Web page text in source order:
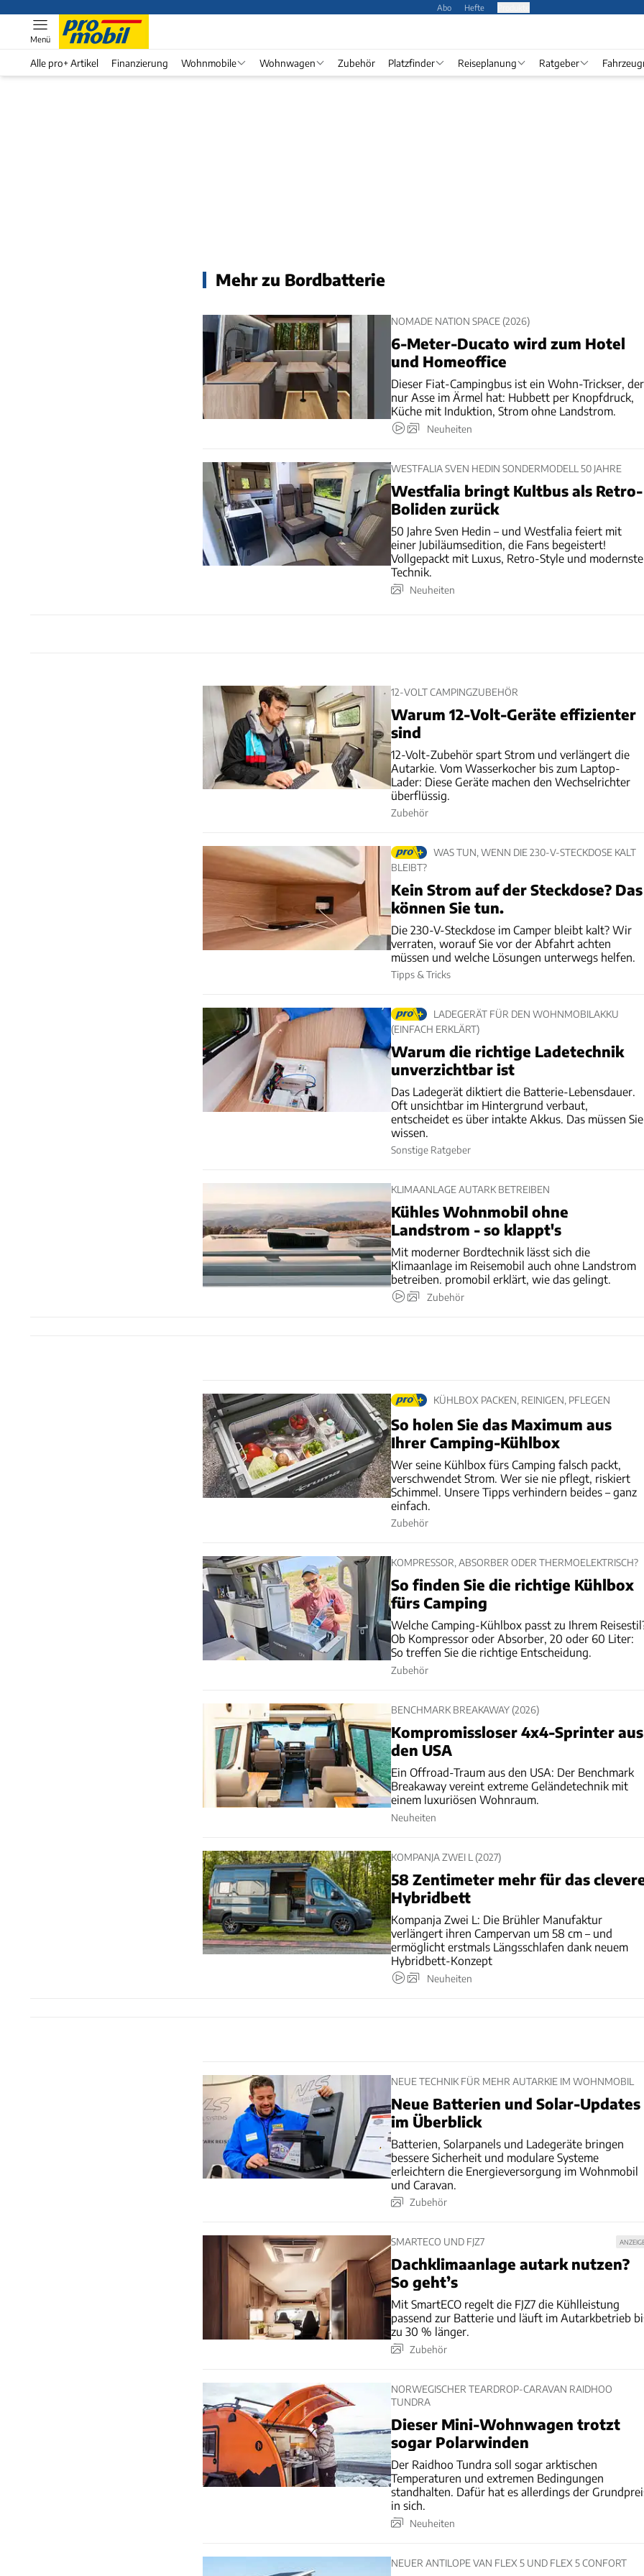
Abo Hefte
Menü
Alle pro+ Artikel Finanzierung Wohnmobile Wohnwagen Zubehör Platzfinder Reiseplanung Ratgeber
Mehr zu Bordbatterie
NOMADE NATION SPACE (2026)
6-Meter-Ducato wird zum Hotel
und Homeoffice
Dieser Fiat-Campingbus ist ein Wohn-Trickser, der
nur Asse im Ärmel hat: Hubbett per Knopfdruck,
Küche mit Induktion, Strom ohne Landstrom.
Neuheiten
WESTFALIA SVEN HEDIN SONDERMODELL 50 JAHRE
Westfalia bringt Kultbus als Retro-
Boliden zurück
50 Jahre Sven Hedin – und Westfalia feiert mit
einer Jubiläumsedition, die Fans begeistert!
Vollgepackt mit Luxus, Retro-Style und
Technik.
Neuheiten
12-VOLT CAMPINGZUBEHÖR
Warum 12-Volt-Geräte effizienter
sind
12-Volt-Zubehör spart Strom und verlängert die
Autarkie. Vom Wasserkocher bis zum Laptop-
Lader: Diese Geräte machen den Wechselrichter
überflüssig.
Zubehör
WAS TUN, WENN DIE 230-V-STECKDOSE KALT
BLEIBT?
Kein Strom auf der Steckdose? Das
können Sie tun.
Die 230-V-Steckdose im Camper bleibt kalt? Wir
verraten, worauf Sie vor der Abfahrt achten
müssen und welche Lösungen unterwegs helfen.
Tipps & Tricks
LADEGERÄT FÜR DEN WOHNMOBILAKKU
(EINFACH ERKLÄRT)
Warum die richtige Ladetechnik
unverzichtbar ist
Das Ladegerät diktiert die Batterie-Lebensdauer.
Oft unsichtbar im Hintergrund verbaut,
entscheidet es über intakte Akkus. Das müssen Sie
wissen.
Sonstige Ratgeber
KLIMAANLAGE AUTARK BETREIBEN
Kühles Wohnmobil ohne
Landstrom - so klappt's
Mit moderner Bordtechnik lässt sich die
Klimaanlage im Reisemobil auch ohne Landstrom
betreiben. promobil erklärt, wie das gelingt.
Zubehör
KÜHLBOX PACKEN, REINIGEN, PFLEGEN
So holen Sie das Maximum aus
Ihrer Camping-Kühlbox
Wer seine Kühlbox fürs Camping falsch packt,
verschwendet Strom. Wer sie nie pflegt, riskiert
Schimmel. Unsere Tipps verhindern beides – ganz
einfach.
Zubehör
KOMPRESSOR, ABSORBER ODER THERMOELEKTRISCH?
So finden Sie die richtige Kühlbox
fürs Camping
Welche Camping-Kühlbox passt zu Ihrem
Ob Kompressor oder Absorber, 20 oder 60 Liter:
So treffen Sie die richtige Entscheidung.
Zubehör
BENCHMARK BREAKAWAY (2026)
Kompromissloser 4x4-Sprinter aus
den USA
Ein Offroad-Traum aus den USA: Der Benchmark
Breakaway vereint extreme Geländetechnik mit
einem luxuriösen Wohnraum.
Neuheiten
KOMPANJA ZWEI L (2027)
58 Zentimeter mehr für das
Hybridbett
Kompanja Zwei L: Die Brühler Manufaktur
verlängert ihren Campervan um 58 cm – und
ermöglicht erstmals Längsschlafen dank neuem
Hybridbett-Konzept
Neuheiten
NEUE TECHNIK FÜR MEHR AUTARKIE IM WOHNMOBIL
Neue Batterien und Solar-Updates
im Überblick
Batterien, Solarpanels und Ladegeräte bringen
bessere Sicherheit und modulare Systeme
erleichtern die Energieversorgung im Wohnmobil
und Caravan.
Zubehör
SMARTECO UND FJZ7
Dachklimaanlage autark nutzen?
So geht’s
Mit SmartECO regelt die FJZ7 die Kühlleistung
passend zur Batterie und läuft im Autarkbetrieb
zu 30 % länger.
Zubehör
NORWEGISCHER TEARDROP-CARAVAN RAIDHOO
TUNDRA
Dieser Mini-Wohnwagen trotzt
sogar Polarwinden
Der Raidhoo Tundra soll sogar arktischen
Temperaturen und extremen Bedingungen
standhalten. Dafür hat es allerdings der
in sich.
Neuheiten
NEUER ANTILOPE VAN FLEX 5 UND FLEX 5 CONFORT